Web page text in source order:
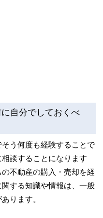
自分でしておくべ
う何度も経験することで
談することになります
不動産の購入・売却を経
する知識や情報は、一般
ります。